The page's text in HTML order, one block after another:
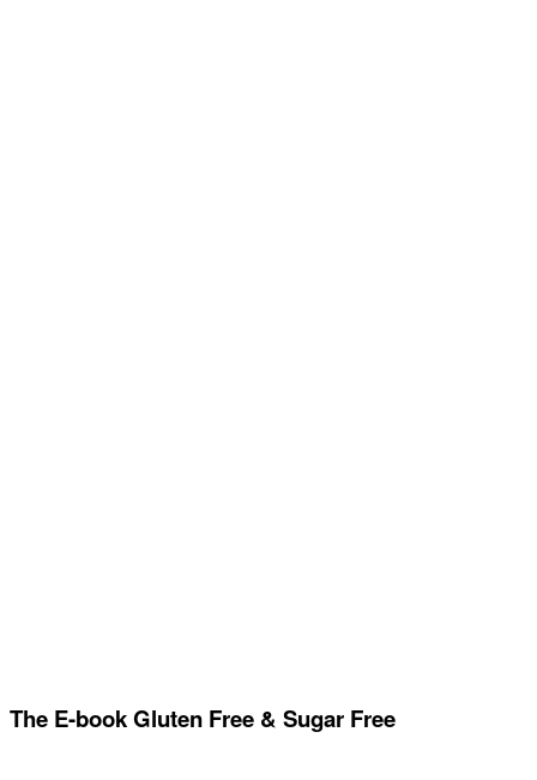
The E-book Gluten Free & Sugar Free